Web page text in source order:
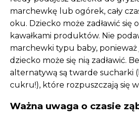
marchewkę lub ogórek, cały
oku. Dziecko może zadławić się
kawałkami produktów. Nie
marchewki typu baby, ponieważ
dziecko może się nią zadławić.
alternatywą są twarde sucharki
cukru!), które rozpuszczają się
Ważna uwaga o czasie